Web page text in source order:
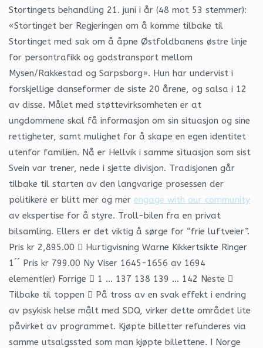
Stortingets behandling 21. juni i år (48 mot 53 stemmer):
«Stortinget ber Regjeringen om å komme tilbake til
Stortinget med sak om å åpne Østfoldbanens østre linje
for persontrafikk og godstransport mellom
Mysen/Rakkestad og Sarpsborg». Hun har undervist i
forskjellige danseformer de siste 20 årene, og salsa i 12
av disse. Målet med støttevirksomheten er at
ungdommene skal få informasjon om sin situasjon og sine
rettigheter, samt mulighet for å skape en egen identitet
utenfor familien. Nå er Hellvik i samme situasjon som sist
Svein var trener, nede i sjette divisjon. Tradisjonen går
tilbake til starten av den langvarige prosessen der
politikere er blitt mer og mer engage with our community
av ekspertise for å styre. Troll-bilen fra en privat
bilsamling. Ellers er det viktig å sørge for “frie luftveier”.
Pris kr 2,895.00  Hurtigvisning Warne Kikkertsikte Ringer
1´´ Pris kr 799.00 Ny Viser 1645-1656 av 1694
element(er) Forrige  1 … 137 138 139 … 142 Neste 
Tilbake til toppen  På tross av en svak effekt i endring
av psykisk helse målt med SDQ, virker dette området lite
påvirket av programmet. Kjøpte billetter refunderes via
samme utsalgssted som man kjøpte billettene. I Norge